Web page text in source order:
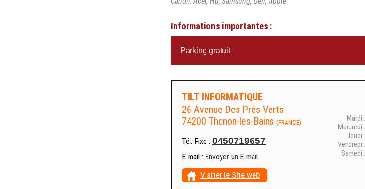
Informations importantes :
Parking gratuit
TILT INFORMATIQUE
26 Avenue Des Prés Verts
74200 Thonon-les-Bains (FRANCE)
Tél. Fixe : 0450719657
E-mail : Envoyer un E-mail
Visiter le Site web
Mardi :
Mercredi :
Jeudi :
Vendredi :
Samedi :